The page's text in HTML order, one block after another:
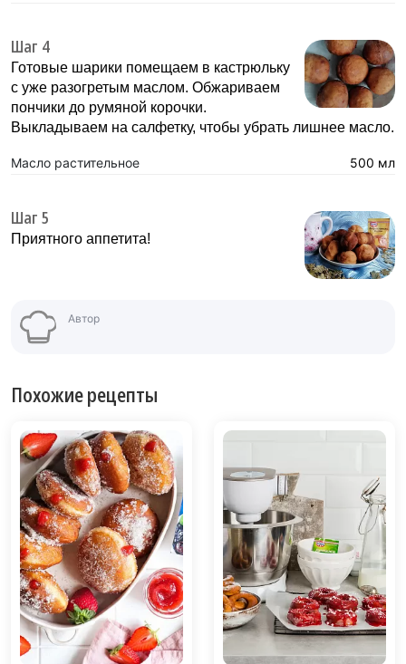
Шаг 4
Готовые шарики помещаем в кастрюльку
с уже разогретым маслом. Обжариваем
пончики до румяной корочки.
Выкладываем на салфетку, чтобы убрать лишнее масло.
Масло растительное 500 мл
Шаг 5
Приятного аппетита!
Автор
Похожие рецепты